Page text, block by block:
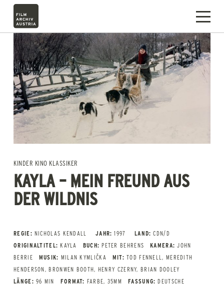
KINDER KINO KLASSIKER
KAYLA – MEIN FREUND AUS
DER WILDNIS
REGIE: NICHOLAS KENDALL JAHR: 1997 LAND: CDN/D
ORIGINALTITEL: KAYLA BUCH: PETER BEHRENS KAMERA: JOHN
BERRIE
MUSIK: MILAN KYMLIČKA MIT: TOD FENNELL, MEREDITH
HENDERSON, BRONWEN BOOTH, HENRY CZERNY, BRIAN DOOLEY
LÄNGE: 96 MIN FORMAT: FARBE, 35MM FASSUNG: DEUTSCHE